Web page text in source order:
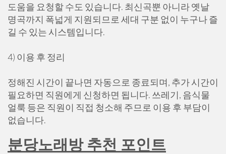
도움을 요청할 수도 있습니다. 최신곡뿐 아니라 옛날
명곡까지 폭넓게 지원되므로 세대 구분 없이 누구나 즐
길 수 있는 시스템입니다.
4) 이용 후 정리
정해진 시간이 끝나면 자동으로 종료되며, 추가 시간이
필요하면 직원에게 신청하면 됩니다. 쓰레기, 음식물
얼룩 등은 직원이 직접 청소해 주므로 이용 후 부담이
없습니다.
분당노래방 추천 포인트